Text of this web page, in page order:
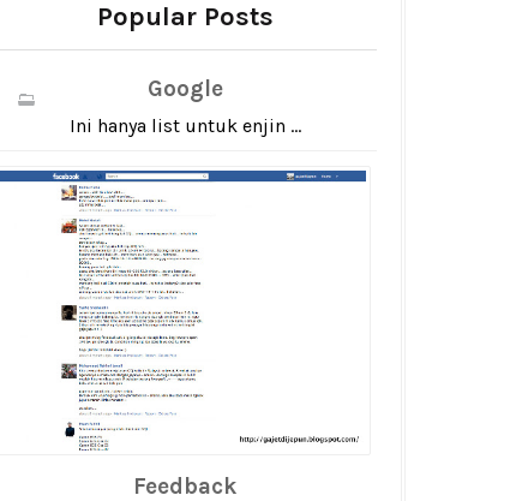
Popular Posts
Google
Ini hanya list untuk enjin ...
Feedback